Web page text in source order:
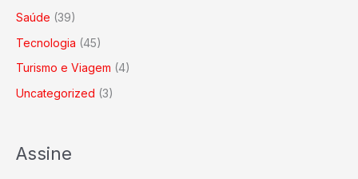
Saúde (39)
Tecnologia (45)
Turismo e Viagem (4)
Uncategorized (3)
Assine